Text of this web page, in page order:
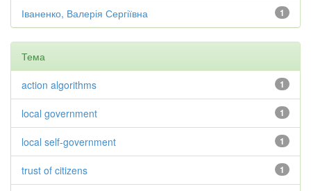
1
Іваненко, Валерія Сергіївна
Тема
1
action algorithms
1
local government
1
local self-government
1
trust of citizens